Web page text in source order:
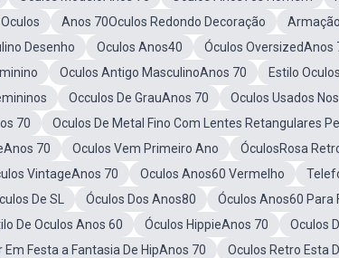
Anos 70Oculos Redondo Decoração
Desenho
Oculos Anos40 Óculos OversizedAnos
Oculos Antigo MasculinoAnos 70 Estilo
Occulos De GrauAnos 70 Oculos Usados
70
Oculos De Metal Fino Com Lentes Retangulares
70
Oculos Vem Primeiro Ano ÓculosRosa
VintageAnos 70 Oculos Anos60 Vermelho
De SL
Óculos Dos Anos80 Óculos Anos60 Para
De Oculos Anos 60 Óculos HippieAnos 70
Oculos
Festa a Fantasia De HipAnos 70
Oculos Retro Esta